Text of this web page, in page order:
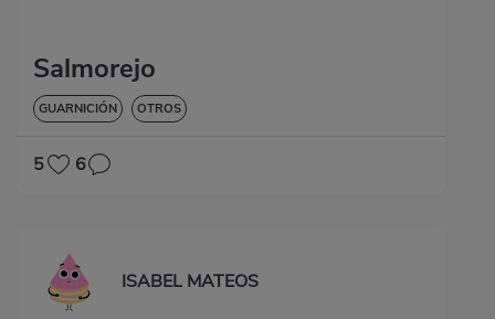
Salmorejo
GUARNICIÓN OTROS
5 6
ISABEL MATEOS